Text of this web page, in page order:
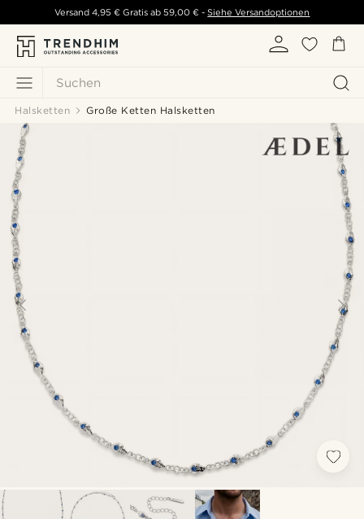
Suchen
Versand 4,95 € Gratis ab 59,00 € - Siehe Versandoptionen
Halsketten Große Ketten Halsketten